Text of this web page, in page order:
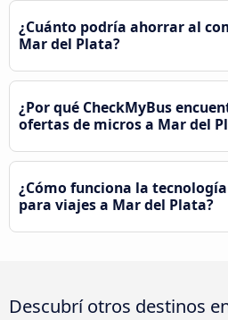
¿Cuánto podría ahorrar al
Mar del Plata?
¿Por qué CheckMyBus
ofertas de micros a Mar del
¿Cómo funciona la
para viajes a Mar del Plata?
Descubrí otros destinos